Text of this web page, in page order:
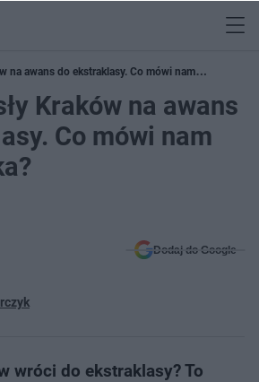
na awans do ekstraklasy. Co mówi nam
Kraków na awans
Co mówi nam
Dodaj do Google
wróci do ekstraklasy? To